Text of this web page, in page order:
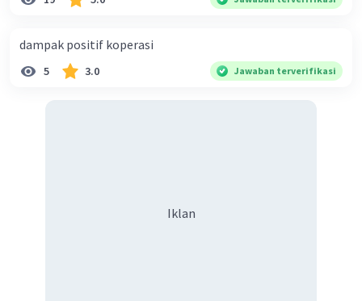
dampak positif koperasi
5 3.0 Jawaban terverifikasi
Iklan